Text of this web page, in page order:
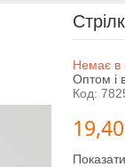
Немає в
Оптом і
Код: